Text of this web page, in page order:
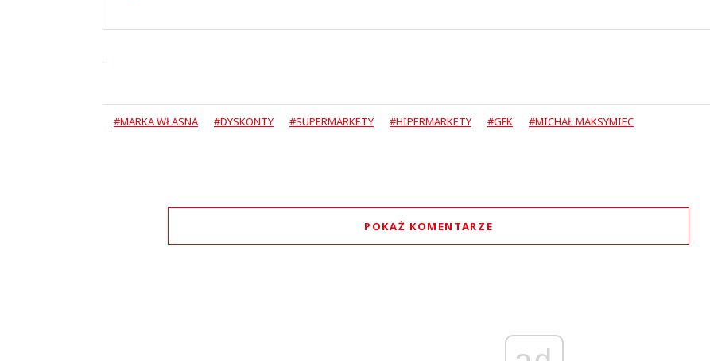
#MARKA WŁASNA #DYSKONTY #SUPERMARKETY #HIPERMARKETY #GFK #MICHAŁ MAKSYMIEC
POKAŻ KOMENTARZE